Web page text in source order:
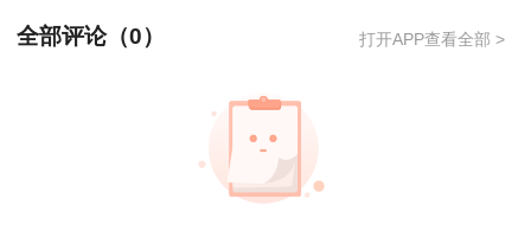
具有以下条件之一的，参加二级造价工程师考
试可免考基础科目：
(一)已取得全国建设工程造价员资格证书;
(二)已取得公路工程造价人员资格证书(乙级);
全部评论（0） 打开APP查看全部 >